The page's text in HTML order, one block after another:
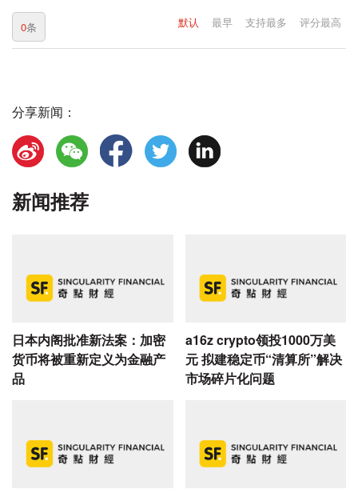
默认 最早 支持最多 评分最高
0条
分享新闻：
新闻推荐
日本内阁批准新法案：加密
货币将被重新定义为金融产
品
a16z crypto领投1000万美
元 拟建稳定币“清算所”解决
市场碎片化问题